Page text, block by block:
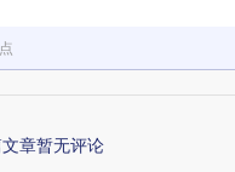
章暂无评论